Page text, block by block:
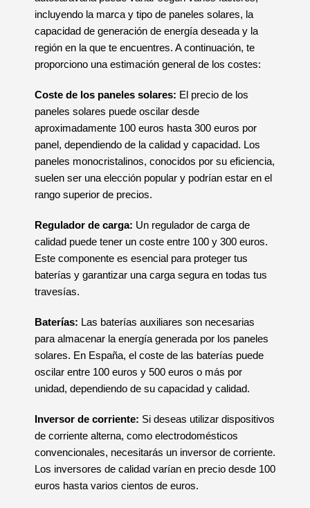
incluyendo la marca y tipo de paneles solares, la
capacidad de generación de energía deseada y la
región en la que te encuentres. A continuación, te
proporciono una estimación general de los costes:
Coste de los paneles solares: El precio de los
paneles solares puede oscilar desde
aproximadamente 100 euros hasta 300 euros por
panel, dependiendo de la calidad y capacidad. Los
paneles monocristalinos, conocidos por su eficiencia,
suelen ser una elección popular y podrían estar en el
rango superior de precios.
Regulador de carga: Un regulador de carga de
calidad puede tener un coste entre 100 y 300 euros.
Este componente es esencial para proteger tus
baterías y garantizar una carga segura en todas tus
travesías.
Baterías: Las baterías auxiliares son necesarias
para almacenar la energía generada por los paneles
solares. En España, el coste de las baterías puede
oscilar entre 100 euros y 500 euros o más por
unidad, dependiendo de su capacidad y calidad.
Inversor de corriente: Si deseas utilizar dispositivos
de corriente alterna, como electrodomésticos
convencionales, necesitarás un inversor de corriente.
Los inversores de calidad varían en precio desde 100
euros hasta varios cientos de euros.